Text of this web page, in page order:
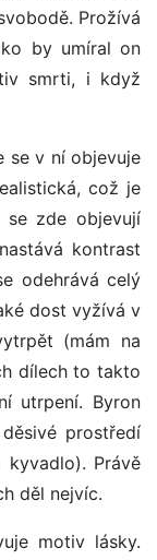
Prožívá
by umíral on
smrti, i když
se v ní objevuje
což je
se zde objevují
kontrast
odehrává celý
dost vyžívá v
(mám na
dílech to takto
utrpení. Byron
prostředí
Právě
děl nejvíc.
motiv lásky.